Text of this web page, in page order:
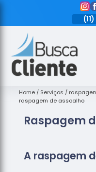
(11)
Assoalhos
de Madeira
Madeira
Assoalhos
Home Serviços
raspagem de assoalho
Raspagem
A raspagem